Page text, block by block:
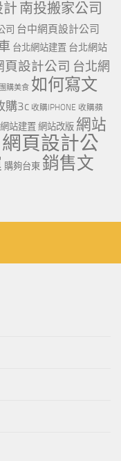
計 南投搬家公司
司 台中網頁設計公司
台北網站建置 台北網站
頁設計公司 台北網
購美食 如何寫文
購3c 收購IPHONE 收購蘋
網站建置 網站改版 網站
網頁設計公
購夠台東 銷售文